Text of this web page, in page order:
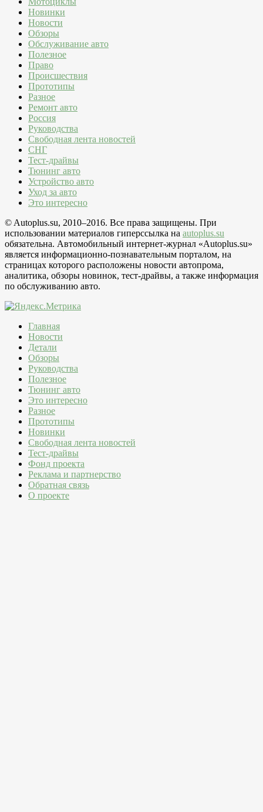
Новинки
Новости
Обзоры
Обслуживание авто
Полезное
Право
Происшествия
Прототипы
Разное
Ремонт авто
Россия
Руководства
Свободная лента новостей
СНГ
Тест-драйвы
Тюнинг авто
Устройство авто
Уход за авто
Это интересно
© Autoplus.su, 2010–2016. Все права защищены. При
использовании материалов гиперссылка на autoplus.su
обязательна. Автомобильный интернет-журнал «Autoplus.su»
является информационно-познавательным порталом, на
страницах которого расположены новости автопрома,
аналитика, обзоры новинок, тест-драйвы, а также информация
по обслуживанию авто.
Главная
Новости
Детали
Обзоры
Руководства
Полезное
Тюнинг авто
Это интересно
Разное
Прототипы
Новинки
Свободная лента новостей
Тест-драйвы
Фонд проекта
Реклама и партнерство
Обратная связь
О проекте